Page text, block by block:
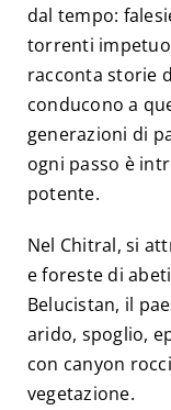
dal tempo:
torrenti
racconta storie
conducono a
generazioni di
ogni passo è
potente.
Nel Chitral, si
e foreste di
Belucistan, il
arido, spoglio,
con canyon
vegetazione.